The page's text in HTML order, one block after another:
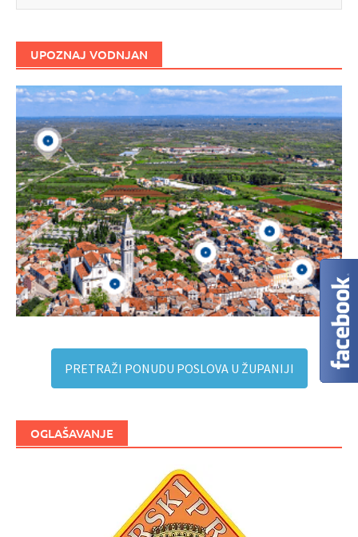
UPOZNAJ VODNJAN
PRETRAŽI PONUDU POSLOVA U ŽUPANIJI
OGLAŠAVANJE